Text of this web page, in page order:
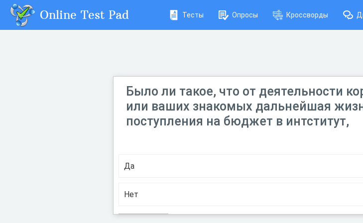
Online Test Pad Тесты Опросы Кроссворды
Было ли такое, что от деятельности
или ваших знакомых дальнейшая
поступления на бюджет в интститут,
Да
Нет